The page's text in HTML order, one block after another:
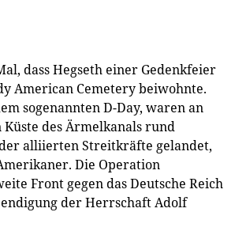
dass Hegseth einer Gedenkfeier
American Cemetery beiwohnte.
sogenannten D-Day, waren an
des Ärmelkanals rund
der alliierten Streitkräfte gelandet,
Die Operation
Front gegen das Deutsche Reich
der Herrschaft Adolf